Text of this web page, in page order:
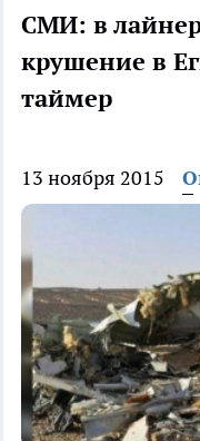
СМИ: в
крушение в
таймер
13 ноября 2015